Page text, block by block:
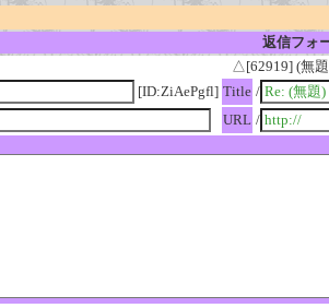
返信フォ
△[62919] (無
[ID:ZiAePgfl] Title /
URL /